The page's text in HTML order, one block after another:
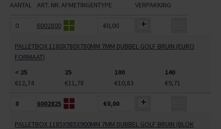
AANTAL ART. NR.AFMETINGENTYPE VERPAKKING
6002800 €0,00
PALLETBOX 1180X780X780MM 7MM DUBBEL GOLF BRUIN (EURO
FORMAAT)
< 25
25 100
140
€12,74
€11,78 €10,83 €9,71
6002825 €0,00
PALLETBOX 1185X985X900MM 7MM DUBBEL GOLF BRUIN (BLOK